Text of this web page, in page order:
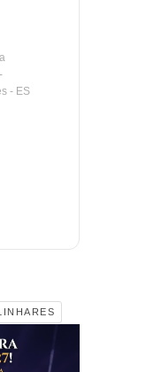
- ES
LINHARES